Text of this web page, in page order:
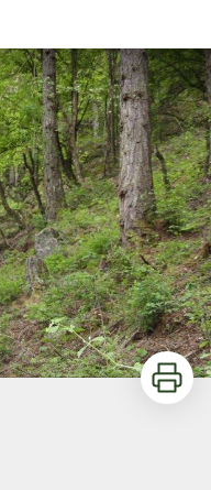
Imprimer